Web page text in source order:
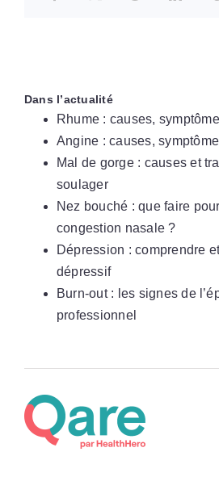
Dans l’actualité
Rhume : causes,
Angine : causes,
Mal de gorge : causes et
soulager
Nez bouché : que faire
congestion nasale ?
Dépression : comprendre
dépressif
Burn-out : les signes de
professionnel